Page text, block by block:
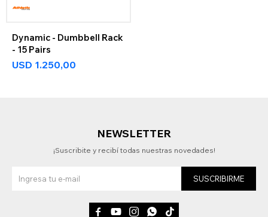
Dynamic - Dumbbell Rack
- 15 Pairs
USD 1.250,00
NEWSLETTER
¡Suscribite y recibí todas nuestras novedades!
SUSCRIBIRME
    